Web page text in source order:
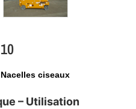
Nacelles ciseaux
– Utilisation